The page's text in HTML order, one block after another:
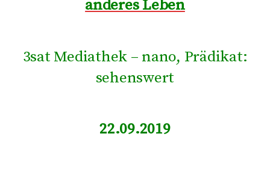
anderes Leben
3sat Mediathek – nano, Prädikat:
sehenswert
22.09.2019